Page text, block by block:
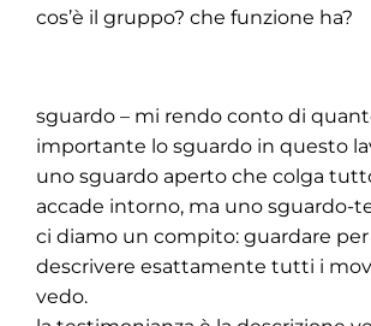
cos’è il gruppo? che funzione ha?
sguardo – mi rendo conto di
importante lo sguardo in questo
uno sguardo aperto che colga
accade intorno, ma uno sguardo-
ci diamo un compito: guardare
descrivere esattamente tutti i
vedo.